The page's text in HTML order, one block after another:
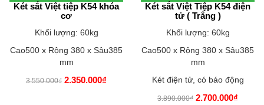
Két sắt Việt tiệp K54 khóa
cơ
Khối lượng: 60kg
Cao500 x Rộng 380 x Sâu385
mm
3.550.000₫ 2.350.000₫
Két sắt Việt Tiệp K54 điện
tử ( Trắng )
Khối lượng: 60kg
Cao500 x Rộng 380 x Sâu385
mm
Két điện tử, có báo động
3.890.000₫ 2.700.000₫